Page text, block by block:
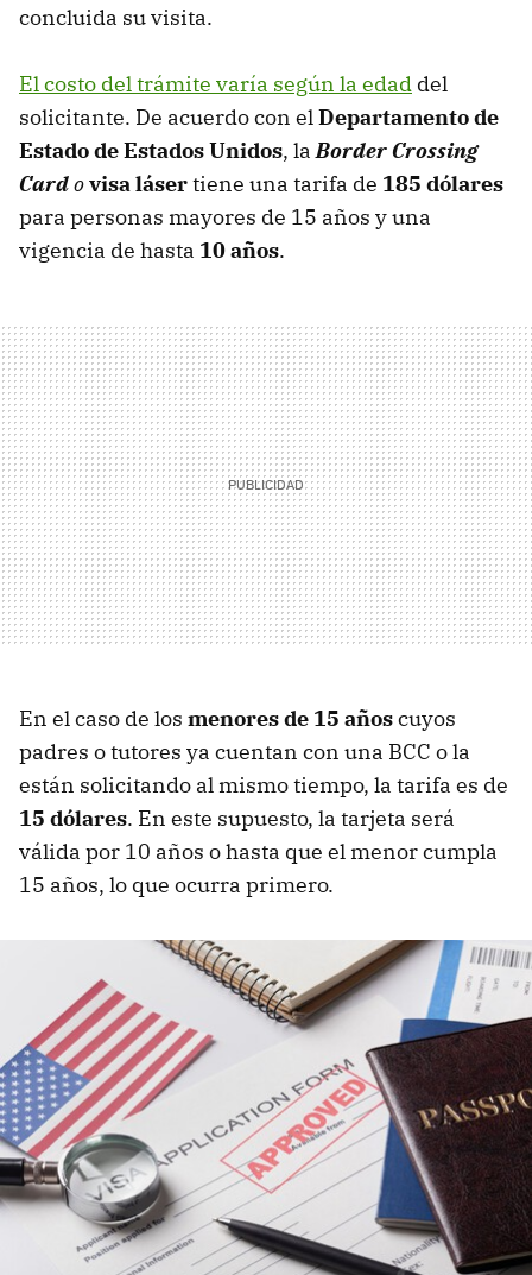
concluida su visita.
El costo del trámite varía según la edad del
solicitante. De acuerdo con elDepartamento de
Estado de Estados Unidos, laBorder Crossing
Cardovisalásertiene una tarifa de 185 dólares
para personas mayores de 15 años y una
vigencia de hasta 10 años.
En el caso de los menores de 15 añoscuyos
padres o tutores ya cuentan con una BCC o la
están solicitando al mismo tiempo, la tarifa es de
15 dólares. En este supuesto, la tarjeta será
válida por 10 años o hasta que el menor cumpla
15 años, lo que ocurra primero.